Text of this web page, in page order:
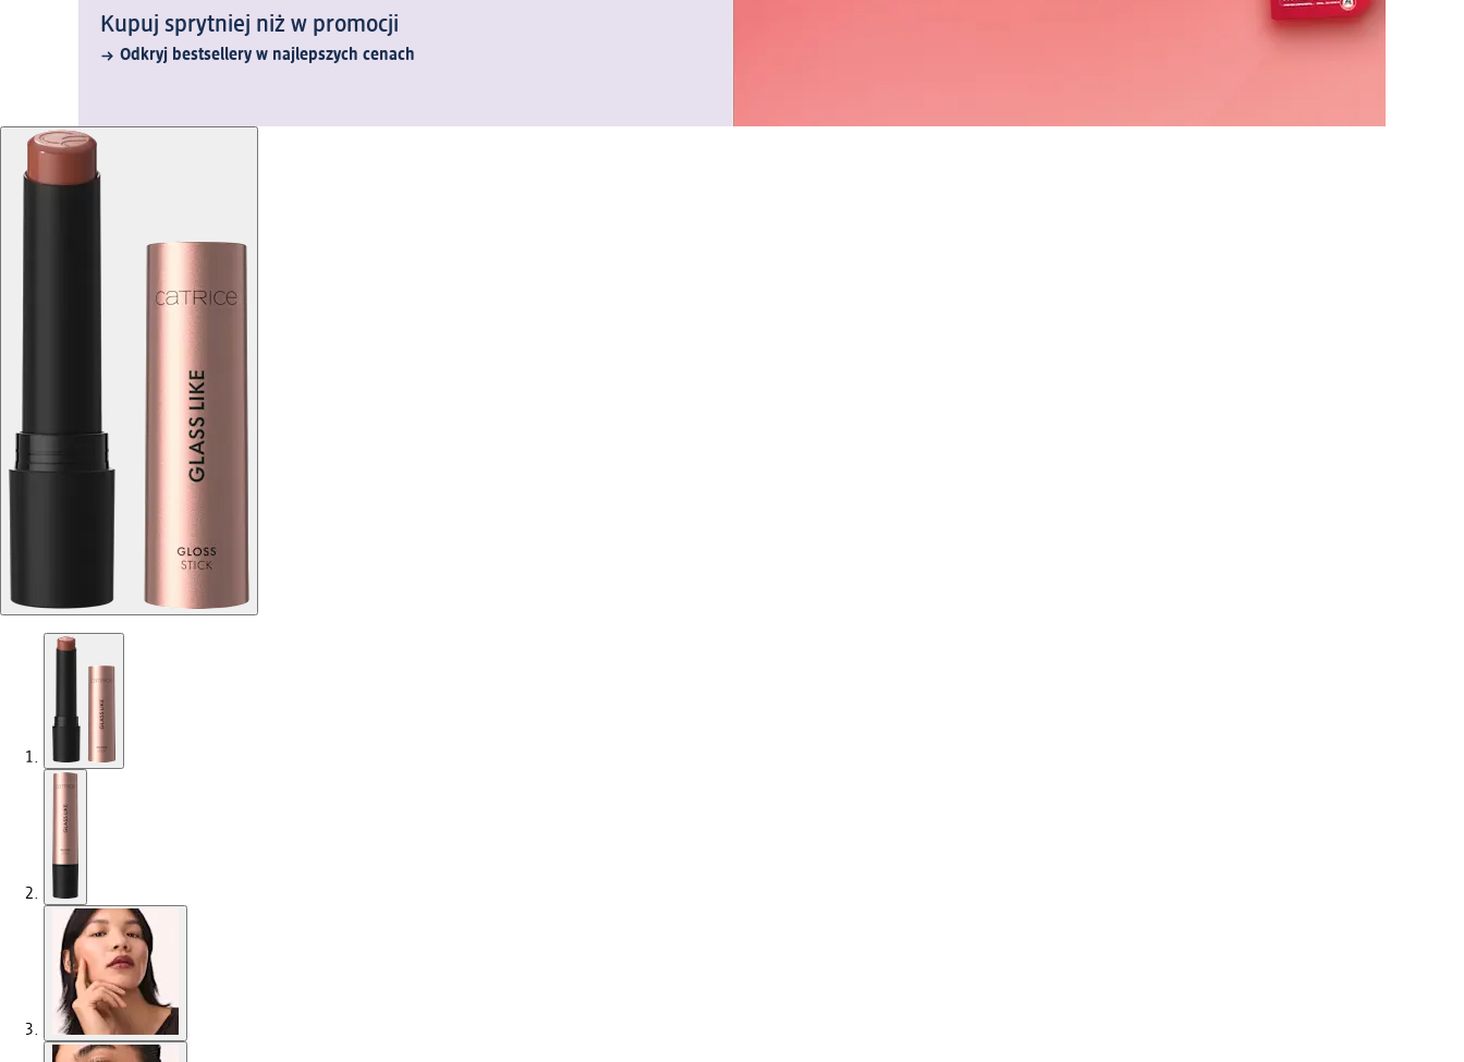
Kupuj sprytniej niż w promocji
Odkryj bestsellery w najlepszych cenach